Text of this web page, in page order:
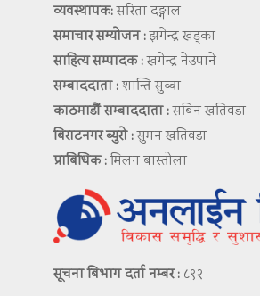
व्यवस्थापक:सरिता दङ्गाल
समाचार सम्योजन :झगेन्द्र खड्का
साहित्य सम्पादक :खगेन्द्र नेउपाने
सम्बाददाता :शान्ति सुब्बा
काठमाडौं सम्बाददाता :सबिन खतिवडा
बिराटनगर ब्युरो :सुमन खतिवडा
प्राबिधिक :मिलन बास्तोला
सूचना बिभाग दर्ता नम्बर : ८९२